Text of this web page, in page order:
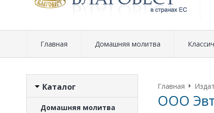
Главная Домашняя молитва
Каталог
Домашняя молитва
Главная
ООО